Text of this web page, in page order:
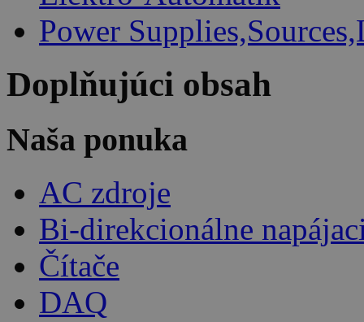
Power
Doplňujúci obsah
Naša ponuka
AC zdroje
Bi-direkcionálne
Čítače
DAQ